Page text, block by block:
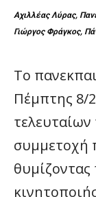
Αχιλλέας Λύρας,
Γιώργος Φράγκος,
Το
Πέμπτης 8/
συμμετοχή
θυμίζοντας